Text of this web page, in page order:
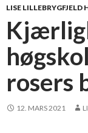
LISE LILLEBRYGFJELD
rosers
12. MARS 2021